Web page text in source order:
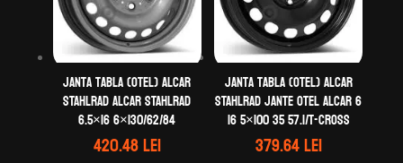
Janta tabla (otel) ALCAR
STAHLRAD ALCAR STAHLRAD
6.5×16 6×130/62/84
420.48lei
Janta tabla (otel) ALCAR
STAHLRAD Jante otel ALCAR 6
16 5×100 35 57.1/T-Cross
379.64lei